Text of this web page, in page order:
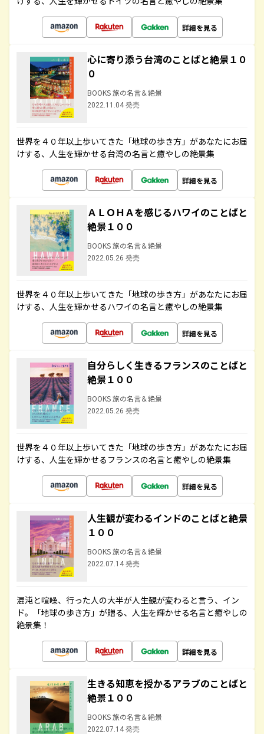
詳細を見る
心に寄り添う台湾のことばと絶景１０
０
BOOKS 旅の名言＆絶景
2022.11.04 発売
世界を４０年以上歩いてきた「地球の歩き方」があなたにお届
けする、人生を輝かせる台湾の名言と癒やしの絶景集
詳細を見る
ＡＬＯＨＡを感じるハワイのことばと
絶景１００
BOOKS 旅の名言＆絶景
2022.05.26 発売
世界を４０年以上歩いてきた「地球の歩き方」があなたにお届
けする、人生を輝かせるハワイの名言と癒やしの絶景集
詳細を見る
自分らしく生きるフランスのことばと
絶景１００
BOOKS 旅の名言＆絶景
2022.05.26 発売
世界を４０年以上歩いてきた「地球の歩き方」があなたにお届
けする、人生を輝かせるフランスの名言と癒やしの絶景集
詳細を見る
人生観が変わるインドのことばと絶景
１００
BOOKS 旅の名言＆絶景
2022.07.14 発売
混沌と喧噪、行った人の大半が人生観が変わると言う、イン
ド。「地球の歩き方」が贈る、人生を輝かせる名言と癒やしの
絶景集！
詳細を見る
生きる知恵を授かるアラブのことばと
絶景１００
BOOKS 旅の名言＆絶景
2022.07.14 発売